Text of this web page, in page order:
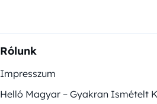
Rólunk
Impresszum
Helló Magyar – Gyakran Ismételt